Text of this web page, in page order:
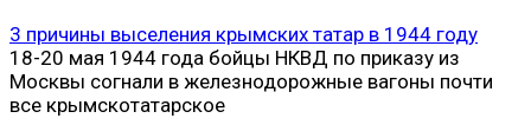
3 причины выселения крымских татар в 1944 году
18-20 мая 1944 года бойцы НКВД по приказу из
Москвы согнали в железнодорожные вагоны почти
все крымскотатарское